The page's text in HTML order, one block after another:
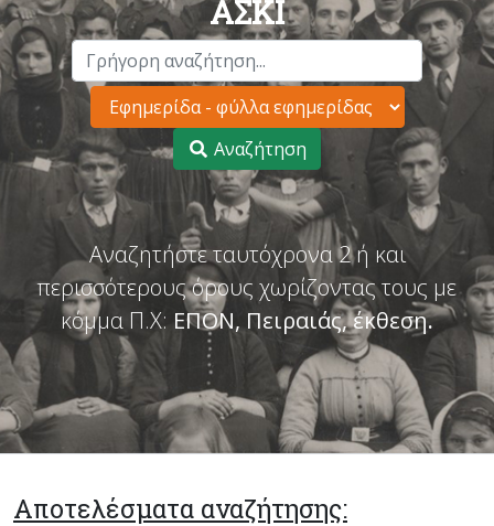
ΑΣΚΙ
Αναζήτηση
Αναζητήστε ταυτόχρονα 2 ή και
περισσότερους όρους χωρίζοντας τους με
κόμμα Π.Χ: ΕΠΟΝ, Πειραιάς, έκθεση.
Αποτελέσματα αναζήτησης: